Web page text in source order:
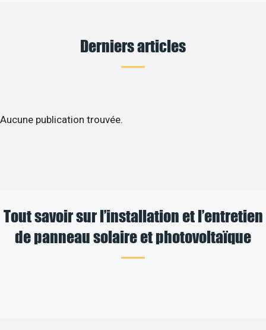
Derniers articles
Aucune publication trouvée.
Tout savoir sur l’installation et l’entretien
de panneau solaire et photovoltaïque